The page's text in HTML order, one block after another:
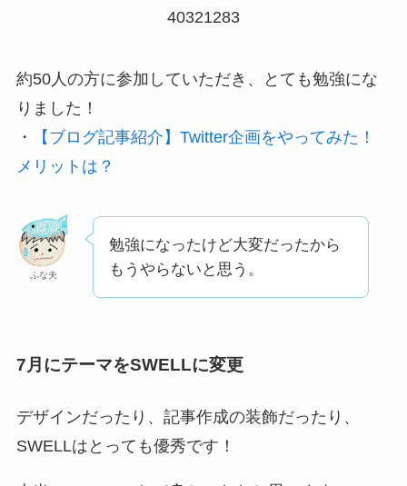
40321283
約50人の方に参加していただき、とても勉強にな
りました！
・
【ブログ記事紹介】Twitter企画をやってみた！
メリットは？
ふな夫
勉強になったけど大変だったから
もうやらないと思う。
7月にテーマをSWELLに変更
デザインだったり、記事作成の装飾だったり、
SWELLはとっても優秀です！